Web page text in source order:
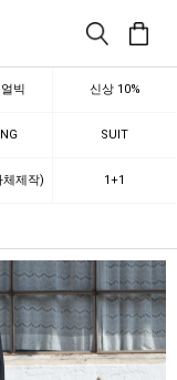
빅 신상 10%
SUIT
체제작) 1+1